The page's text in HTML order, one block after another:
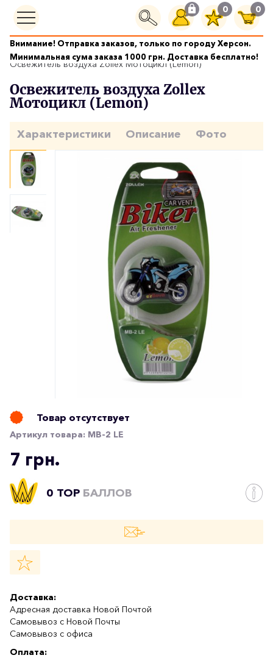
0 0
Внимание! Отправка заказов, только по городу Херсон.
Минимальная сума заказа 1000 грн. Доставка бесплатно!
Ароматизаторы
Освежитель воздуха Zollex Мотоцикл (Lemon)
Освежитель воздуха Zollex
Мотоцикл (Lemon)
Характеристики Описание Фото
Товар отсутствует
Артикул товара: MB-2 LE
7 грн.
0 TOP БАЛЛОВ
Доставка:
Адресная доставка Новой Почтой
Самовывоз с Новой Почты
Самовывоз с офиса
Оплата: